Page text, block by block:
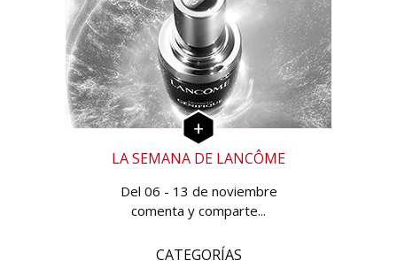
LA SEMANA DE LANCÔME
Del 06 - 13 de noviembre
comenta y comparte...
CATEGORÍAS